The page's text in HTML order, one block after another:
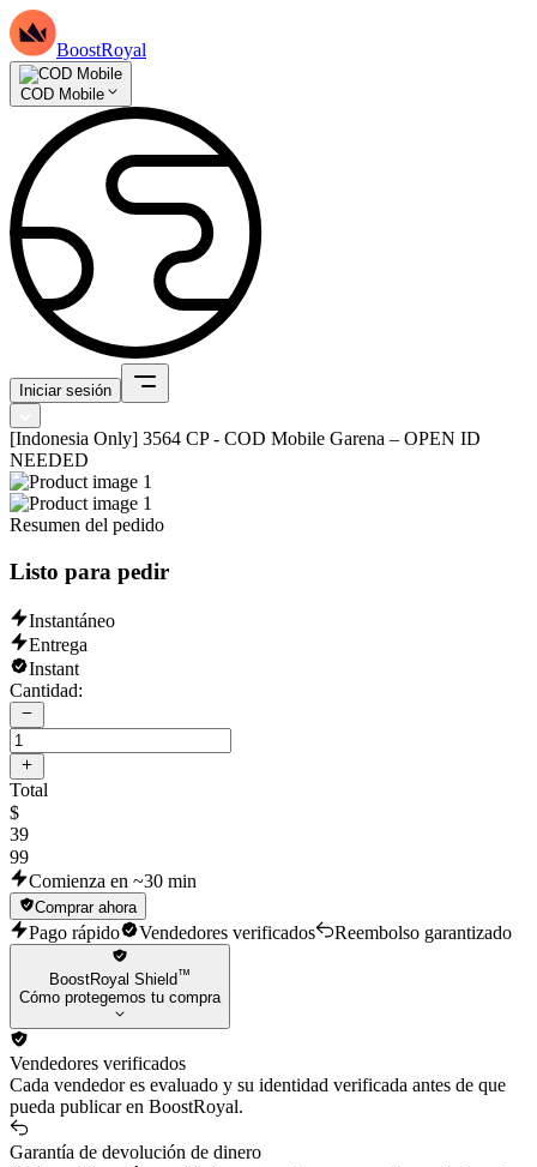
BoostRoyal
COD Mobile
Iniciar sesión
[Indonesia Only] 3564 CP - COD Mobile Garena – OPEN ID
NEEDED
Resumen del pedido
Listo para pedir
Instantáneo
Entrega
Instant
Cantidad:
Total
$
39
99
Comienza en ~30 min
Comprar ahora
Pago rápido Vendedores verificados Reembolso garantizado
BoostRoyal Shield™
Cómo protegemos tu compra
Vendedores verificados
Cada vendedor es evaluado y su identidad verificada antes de que
pueda publicar en BoostRoyal.
Garantía de devolución de dinero